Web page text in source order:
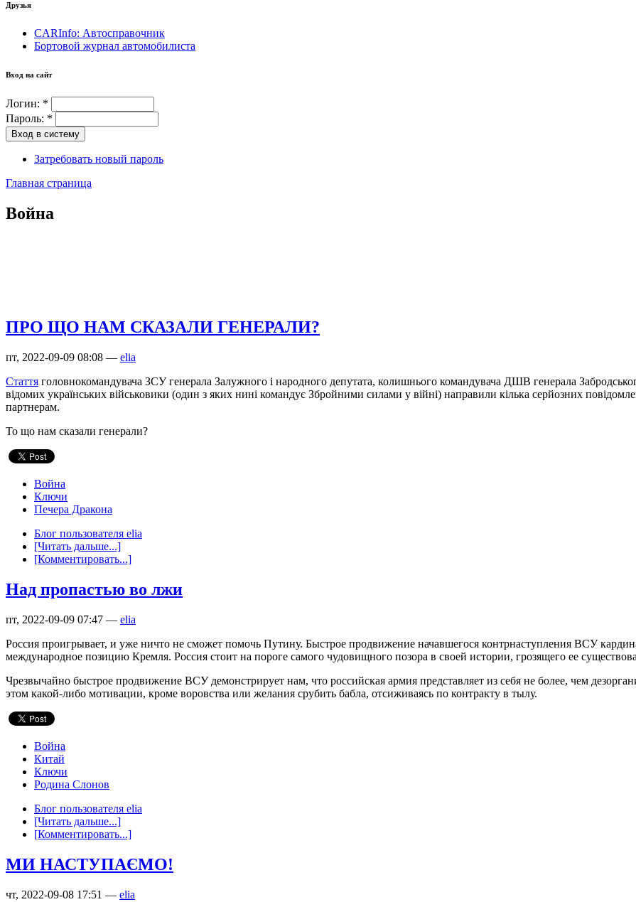
Друзья
CARInfo: Автосправочник
Бортовой журнал автомобилиста
Вход на сайт
Логин: *
Пароль: *
Затребовать новый пароль
Главная страница
Война
ПРО ЩО НАМ СКАЗАЛИ ГЕНЕРАЛИ?
пт, 2022-09-09 08:08 — elia
Стаття головнокомандувача ЗСУ генерала Залужного і народного депутата, колишнього командувача ДШВ генерала
відомих українських військовики (один з яких нині командує Збройними силами у війні) направили кілька серйозних
партнерам.
То що нам сказали генерали?
Война
Ключи
Печера Дракона
Блог пользователя elia
[Читать дальше...]
[Комментировать...]
Над пропастью во лжи
пт, 2022-09-09 07:47 — elia
Россия проигрывает, и уже ничто не сможет помочь Путину. Быстрое продвижение начавшегося контрнаступления ВСУ
международное позицию Кремля. Россия стоит на пороге самого чудовищного позора в своей истории, грозящего ее
Чрезвычайно быстрое продвижение ВСУ демонстрирует нам, что российская армия представляет из себя не более, чем
этом какой-либо мотивации, кроме воровства или желания срубить бабла, отсиживаясь по контракту в тылу.
Война
Китай
Ключи
Родина Слонов
Блог пользователя elia
[Читать дальше...]
[Комментировать...]
​​МИ НАСТУПАЄМО!
чт, 2022-09-08 17:51 — elia